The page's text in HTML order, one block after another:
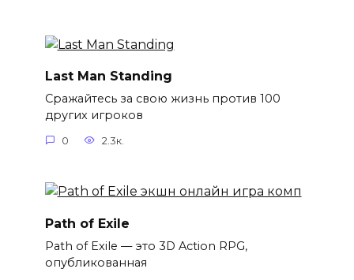
Last Man Standing
Сражайтесь за свою жизнь против 100
других игроков
0 2.3к.
Path of Exile
Path of Exile — это 3D Action RPG,
опубликованная